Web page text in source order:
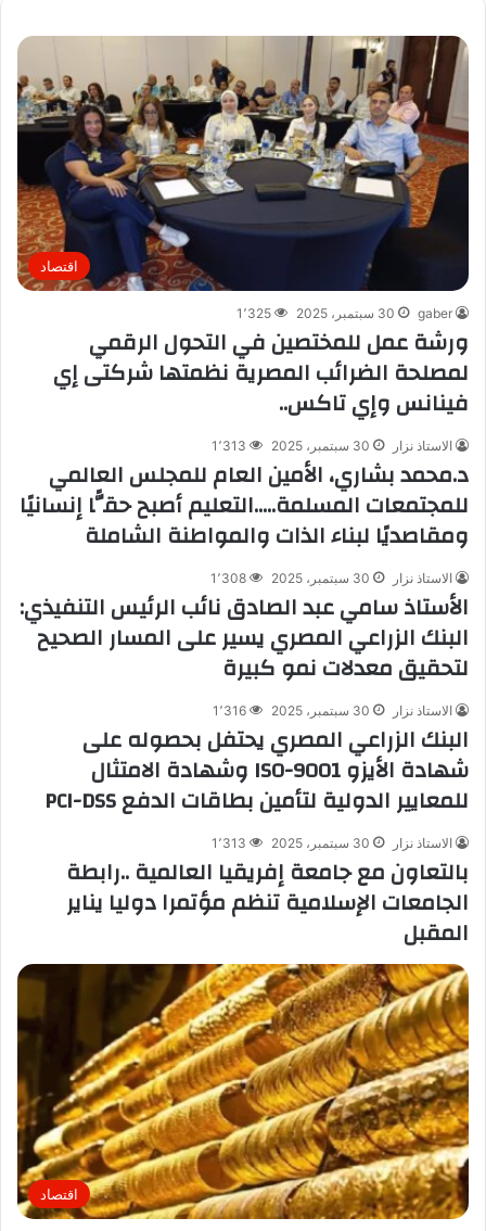
اقتصاد
gaber 30 سبتمبر، 2025 1٬325
ورشة عمل للمختصين في التحول الرقمي
لمصلحة الضرائب المصرية نظمتها شركتى إي
فينانس وإي تاكس..
الاستاذ نزار 30 سبتمبر، 2025 1٬313
د.محمد بشاري، الأمين العام للمجلس العالمي
للمجتمعات المسلمة…..التعليم أصبح حقًّا إنسانيًا
ومقاصديًا لبناء الذات والمواطنة الشاملة
الاستاذ نزار 30 سبتمبر، 2025 1٬308
الأستاذ سامي عبد الصادق نائب الرئيس التنفيذي:
البنك الزراعي المصري يسير على المسار الصحيح
لتحقيق معدلات نمو كبيرة
الاستاذ نزار 30 سبتمبر، 2025 1٬316
البنك الزراعي المصري يحتفل بحصوله على
شهادة الأيزو ISO-9001 وشهادة الامتثال
للمعايير الدولية لتأمين بطاقات الدفع PCI-DSS
الاستاذ نزار 30 سبتمبر، 2025 1٬313
بالتعاون مع جامعة إفريقيا العالمية ..رابطة
الجامعات الإسلامية تنظم مؤتمرا دوليا يناير
المقبل
اقتصاد